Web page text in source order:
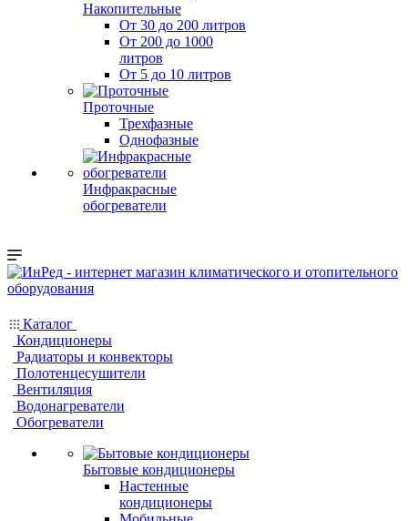
Накопительные
От 30 до 200 литров
От 200 до 1000
литров
От 5 до 10 литров
Проточные
Трехфазные
Однофазные
Инфракрасные
обогреватели
Каталог
Кондиционеры
Радиаторы и конвекторы
Полотенцесушители
Вентиляция
Водонагреватели
Обогреватели
Бытовые кондиционеры
Настенные
кондиционеры